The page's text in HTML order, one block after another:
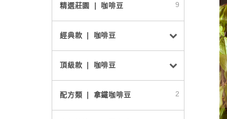
精選莊園 ❘ 咖啡豆 9
經典款 ❘ 咖啡豆
頂級款 ❘ 咖啡豆
配方類 ❘ 拿鐵咖啡豆 2